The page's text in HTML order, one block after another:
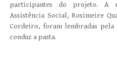
participantes do projeto. A
Assistência Social, Rosimeire
Cordeiro, foram lembradas pela
conduz a pasta.